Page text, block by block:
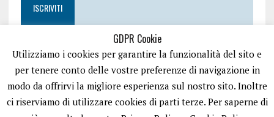
ISCRIVITI
GDPR Cookie
Utilizziamo i cookies per garantire la funzionalità del sito e
per tenere conto delle vostre preferenze di navigazione in
modo da offrirvi la migliore esperienza sul nostro sito. Inoltre
ci riserviamo di utilizzare cookies di parti terze. Per saperne di